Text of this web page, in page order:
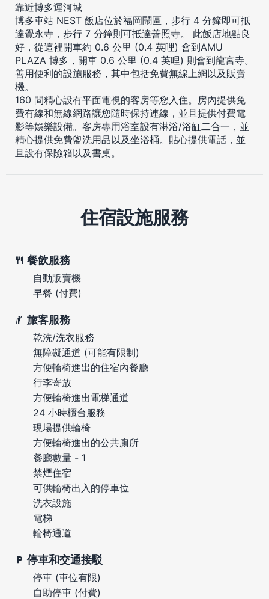
靠近博多運河城
博多車站 NEST 飯店位於福岡鬧區，步行 4 分鐘即可抵
達覺永寺，步行 7 分鐘則可抵達善照寺。 此飯店地點良
好，從這裡開車約 0.6 公里 (0.4 英哩) 會到AMU
PLAZA 博多，開車 0.6 公里 (0.4 英哩) 則會到龍宮寺。
善用便利的設施服務，其中包括免費無線上網以及販賣
機。
160 間精心設有平面電視的客房等您入住。房內提供免
費有線和無線網路讓您隨時保持連線，並且提供付費電
影等娛樂設備。客房專用浴室設有淋浴/浴缸二合一，並
精心提供免費盥洗用品以及坐浴桶。貼心提供電話，並
且設有保險箱以及書桌。
住宿設施服務
餐飲服務
自動販賣機
早餐 (付費)
旅客服務
乾洗/洗衣服務
無障礙通道 (可能有限制)
方便輪椅進出的住宿內餐廳
行李寄放
方便輪椅進出電梯通道
24 小時櫃台服務
現場提供輪椅
方便輪椅進出的公共廁所
餐廳數量 - 1
禁煙住宿
可供輪椅出入的停車位
洗衣設施
電梯
輪椅通道
停車和交通接駁
停車 (車位有限)
自助停車 (付費)